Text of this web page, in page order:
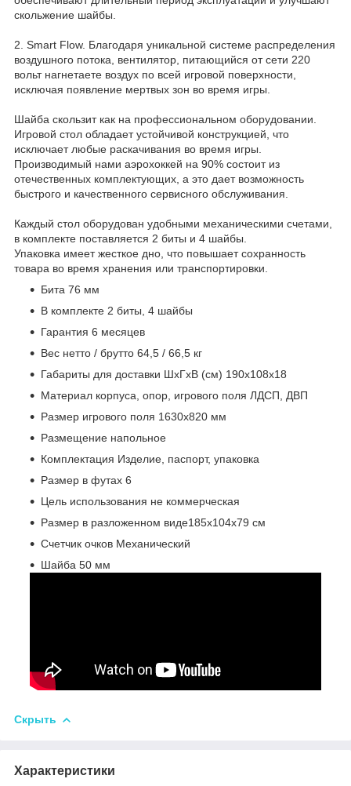
скольжение шайбы.
2. Smart Flow. Благодаря уникальной системе распределения
воздушного потока, вентилятор, питающийся от сети 220
вольт нагнетаете воздух по всей игровой поверхности,
исключая появление мертвых зон во время игры.
Шайба скользит как на профессиональном оборудовании.
Игровой стол обладает устойчивой конструкцией, что
исключает любые раскачивания во время игры.
Производимый нами аэрохоккей на 90% состоит из
отечественных комплектующих, а это дает возможность
быстрого и качественного сервисного обслуживания.
Каждый стол оборудован удобными механическими счетами,
в комплекте поставляется 2 биты и 4 шайбы.
Упаковка имеет жесткое дно, что повышает сохранность
товара во время хранения или транспортировки.
Бита 76 мм
В комплекте 2 биты, 4 шайбы
Гарантия 6 месяцев
Вес нетто / брутто 64,5 / 66,5 кг
Габариты для доставки ШхГхВ (см) 190х108х18
Материал корпуса, опор, игрового поля ЛДСП, ДВП
Размер игрового поля 1630х820 мм
Размещение напольное
Комплектация Изделие, паспорт, упаковка
Размер в футах 6
Цель использования не коммерческая
Размер в разложенном виде185х104х79 см
Счетчик очков Механический
Шайба 50 мм
Скрыть
Характеристики